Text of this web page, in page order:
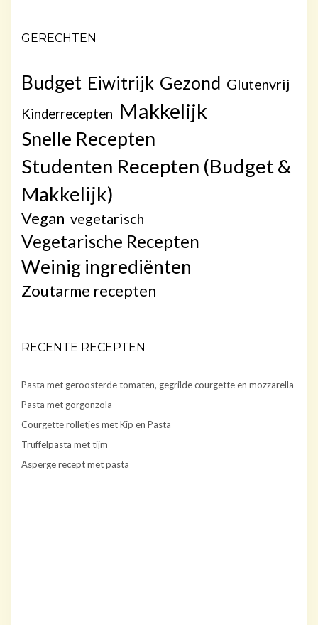
GERECHTEN
Budget Eiwitrijk Gezond Glutenvrij
Kinderrecepten Makkelijk
Snelle Recepten
Studenten Recepten (Budget &
Makkelijk)
Vegan vegetarisch
Vegetarische Recepten
Weinig ingrediënten
Zoutarme recepten
RECENTE RECEPTEN
Pasta met geroosterde tomaten, gegrilde courgette en mozzarella
Pasta met gorgonzola
Courgette rolletjes met Kip en Pasta
Truffelpasta met tijm
Asperge recept met pasta